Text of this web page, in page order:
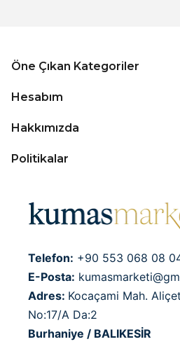
Öne Çıkan Kategoriler
Hesabım
Hakkımızda
Politikalar
Telefon: +90 553 068 08
E-Posta:
Adres: Kocaçami Mah.
No:17/A Da:2
Burhaniye / BALIKESİR